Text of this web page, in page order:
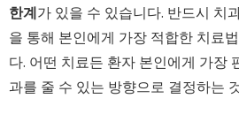
한계가 있을 수 있습니다. 반드시 치
을 통해 본인에게 가장 적합한 치료
다. 어떤 치료든 환자 본인에게 가장
과를 줄 수 있는 방향으로 결정하는